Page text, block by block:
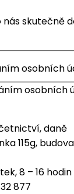
skutečně
osobních
osobních
daně
115g,
8 – 16 hodin
877